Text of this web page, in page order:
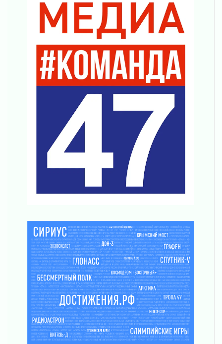
04 августа 2026
Награды нашли строителей
Ленобласть повышает производительность
труда в ЖКХ
03 августа 2026
Поддержка волонтерских объединений
03 августа 2026
Ладожский мост полностью закроют на два
Музеи Ленобласти обновляют пространства
03 августа 2026
03 августа 2026
Часть медиков в Ленобласти сможет
рассчитывать на доплату от региона
ликвидировали 10 пожаров
03 августа 2026
Клюква наливается, но в корзинку пока не
просится
03 августа 2026
Строительные компании Ленобласти
подняли зарплаты почти на 40% за год
03 августа 2026
Шесть новых жизней в честь дня рождения
Ленинградской области
03 августа 2026